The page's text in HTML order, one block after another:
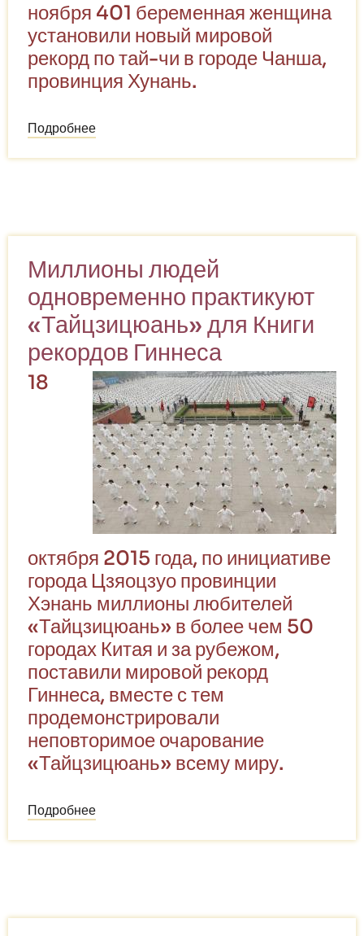
ноября 401 беременная женщина
установили новый мировой
рекорд по тай-чи в городе Чанша,
провинция Хунань.
Подробнее
рекорд
тай-
чи
Миллионы людей
одновременно практикуют
«Тайцзицюань» для Книги
рекордов Гиннеса
18
октября 2015 года, по инициативе
города Цзяоцзуо провинции
Хэнань миллионы любителей
«Тайцзицюань» в более чем 50
городах Китая и за рубежом,
поставили мировой рекорд
Гиннеса, вместе с тем
продемонстрировали
неповторимое очарование
«Тайцзицюань» всему миру.
Подробнее
«Тайцзицюань»